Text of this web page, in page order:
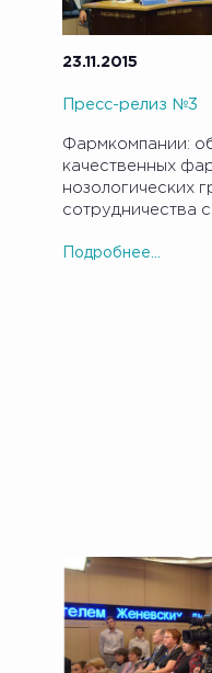
23.11.2015
Пресс-релиз №3
Фармкомпании:
качественных
нозологических
сотрудничества
Подробнее...